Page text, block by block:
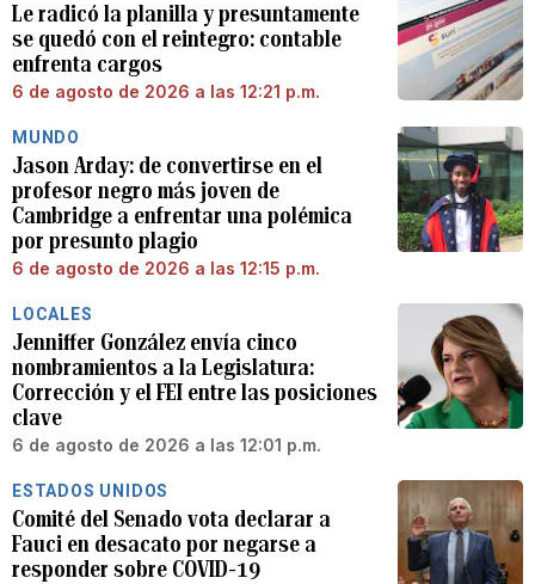
Le radicó la planilla y presuntamente
se quedó con el reintegro: contable
enfrenta cargos
6 de agosto de 2026 a las 12:21 p.m.
MUNDO
Jason Arday: de convertirse en el
profesor negro más joven de
Cambridge a enfrentar una polémica
por presunto plagio
6 de agosto de 2026 a las 12:15 p.m.
LOCALES
Jenniffer González envía cinco
nombramientos a la Legislatura:
Corrección y el FEI entre las posiciones
clave
6 de agosto de 2026 a las 12:01 p.m.
ESTADOS UNIDOS
Comité del Senado vota declarar a
Fauci en desacato por negarse a
responder sobre COVID-19